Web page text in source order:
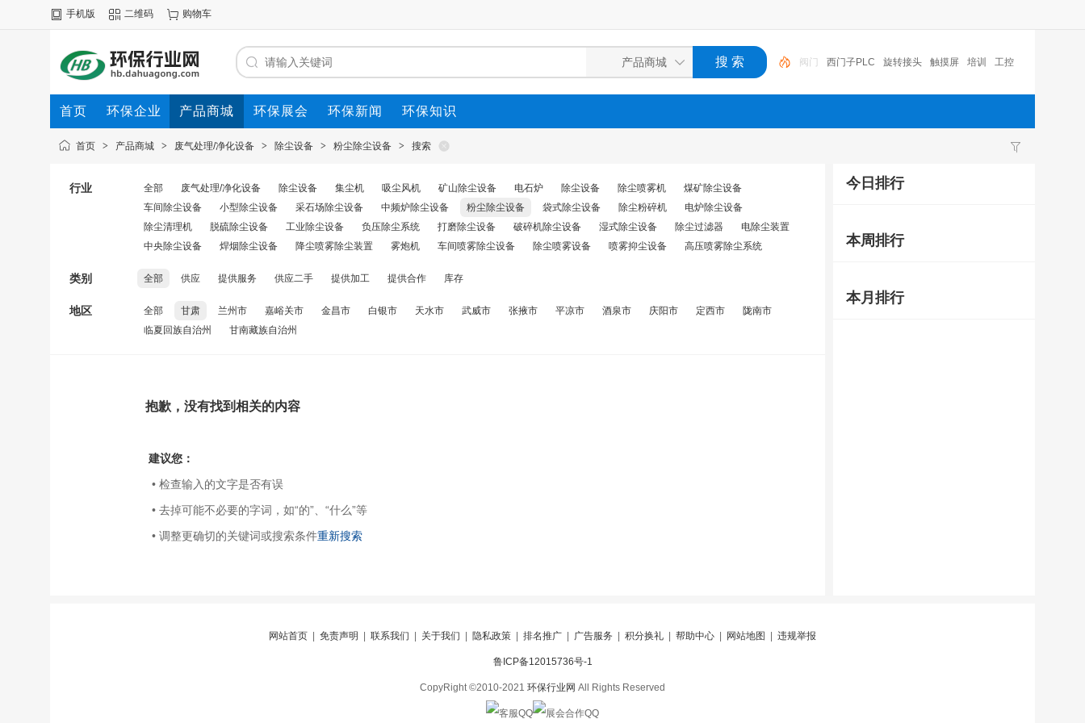
手机版 二维码 购物车
西门子PLC 旋转接头 触摸屏 培训 工控 工控机
变送器 球阀 plc 阀门
首页 环保企业 产品商城 环保展会 环保新闻 环保知识
首页 > 产品商城 > 废气处理/净化设备 > 除尘设备 > 粉尘除尘设备 > 搜索
行业 全部 废气处理/净化设备 除尘设备 集尘机 吸尘风机 矿山除尘设备 电石炉 除尘设备 除尘喷雾机
煤矿除尘设备
车间除尘设备
小型除尘设备 采石场除尘设备 中频炉除尘设备 粉尘除尘设备 袋式除尘设备 除尘粉碎机
电炉除尘设备
除尘清理机
脱硫除尘设备 工业除尘设备 负压除尘系统 打磨除尘设备 破碎机除尘设备 湿式除尘设备 除尘过滤器
电除尘装置
中央除尘设备
焊烟除尘设备 降尘喷雾除尘装置 雾炮机 车间喷雾除尘设备 除尘喷雾设备 喷雾抑尘设备 高压喷雾除尘系统
类别 全部 供应 提供服务 供应二手 提供加工 提供合作 库存
地区 全部 甘肃 兰州市 嘉峪关市 金昌市 白银市 天水市 武威市 张掖市 平凉市 酒泉市 庆阳市 定西市
陇南市
临夏回族自治州
甘南藏族自治州
抱歉，没有找到相关的内容
建议您：
• 检查输入的文字是否有误
• 去掉可能不必要的字词，如“的”、“什么”等
• 调整更确切的关键词或搜索条件重新搜索
今日排行
本周排行
本月排行
网站首页 免责声明 联系我们 关于我们 隐私政策 排名推广 广告服务 积分换礼 帮助中心 网站地图 违规举报
鲁ICP备12015736号-1
CopyRight ©2010-2021 环保行业网 All Rights Reserved